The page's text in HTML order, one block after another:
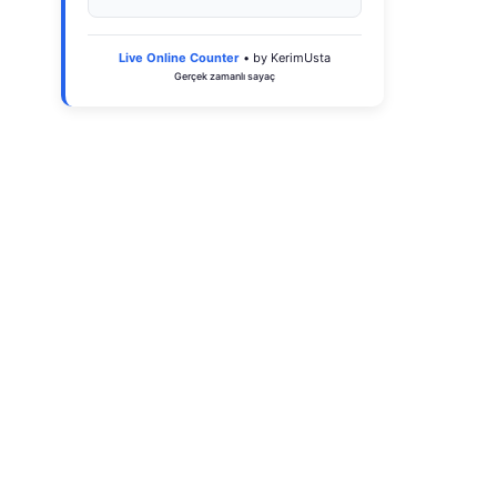
Live Online Counter • by KerimUsta
Gerçek zamanlı sayaç